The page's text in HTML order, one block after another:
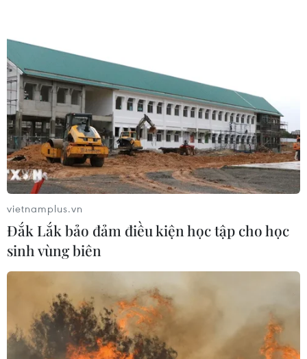
TIN CÙNG CHUYÊN MỤC
Bế mạc Hội thi lực lượng tham gia
bảo vệ an ninh, trật tự ở cơ sở giỏi
toàn quốc
vietnamplus.vn
Đắk Lắk bảo đảm điều kiện học tập cho học
sinh vùng biên